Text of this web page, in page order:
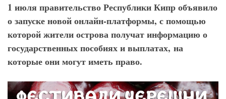
1 июля правительство Республики Кипр объявило
о запуске новой онлайн-платформы, с помощью
которой жители острова получат информацию о
государственных пособиях и выплатах, на
которые они могут иметь право.